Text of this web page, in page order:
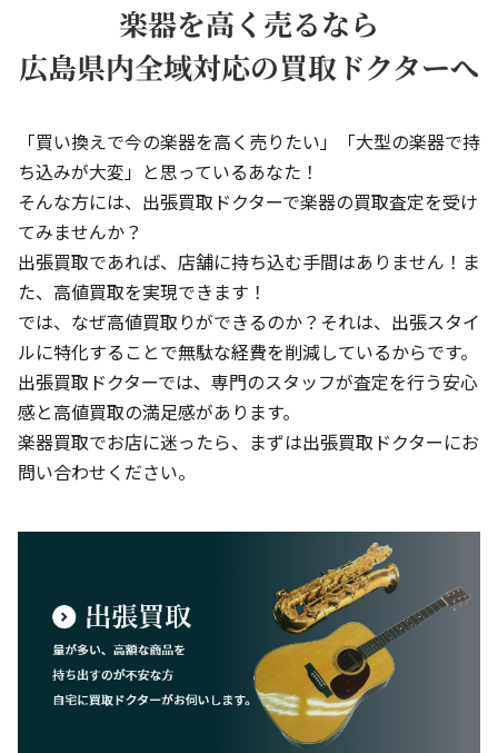
楽器を高く売るなら
広島県内全域対応の買取ドクターへ
「買い換えで今の楽器を高く売りたい」「大型の楽器で持
ち込みが大変」と思っているあなた！
そんな方には、出張買取ドクターで楽器の買取査定を受け
てみませんか？
出張買取であれば、店舗に持ち込む手間はありません！ま
た、高値買取を実現できます！
では、なぜ高値買取りができるのか？それは、出張スタイ
ルに特化することで無駄な経費を削減しているからです。
出張買取ドクターでは、専門のスタッフが査定を行う安心
感と高値買取の満足感があります。
楽器買取でお店に迷ったら、まずは出張買取ドクターにお
問い合わせください。